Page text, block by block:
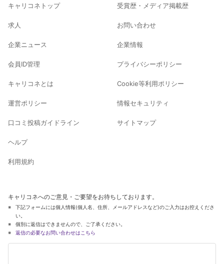
キャリコネトップ
求人
企業ニュース
会員ID管理
キャリコネとは
運営ポリシー
口コミ投稿ガイドライン
ヘルプ
利用規約
受賞歴・メディア掲載歴
お問い合わせ
企業情報
プライバシーポリシー
Cookie等利用ポリシー
情報セキュリティ
サイトマップ
キャリコネへのご意見・ご要望をお待ちしております。
下記フォームには個人情報(個人名、住所、メールアドレスなど)のご入力はお控えくださ
い。
個別に返信はできませんので、ご了承ください。
返信の必要なお問い合わせはこちら